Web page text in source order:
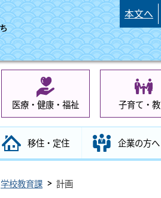
本文へ
医療・健康・福祉 子育て・
移住・定住 企業の方へ
学校教育課 計画